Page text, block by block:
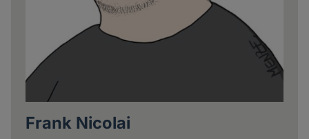
Frank Nicolai